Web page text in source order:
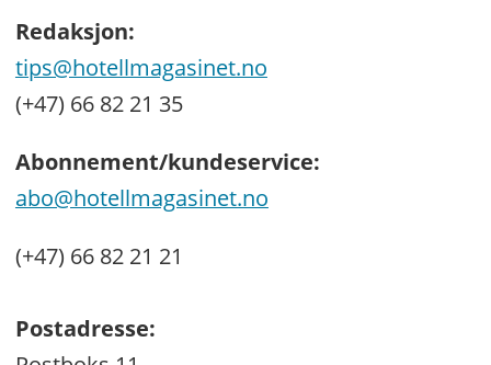
Redaksjon:
tips@hotellmagasinet.no
(+47) 66 82 21 35
Abonnement/kundeservice:
abo@hotellmagasinet.no
(+47) 66 82 21 21
Postadresse: